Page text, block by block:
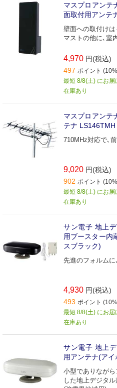
マスプロアンテ
面取付用アンテ
壁面への取付け
マストの他に､室
4,970 円(税込)
497 ポイント
最短 8/8(土) にお届
在庫あり
マスプロアンテ
テナ LS146TMH
710MHz対応で､
9,020 円(税込)
902 ポイント
最短 8/8(土) にお届
在庫あり
サン電子 地上
用ブースター内
スブラック)
先進のフォルム
4,930 円(税込)
493 ポイント
最短 8/8(土) にお届
在庫あり
サン電子 地上
用アンテナ(ア
小型でありなが
した地上デジタ